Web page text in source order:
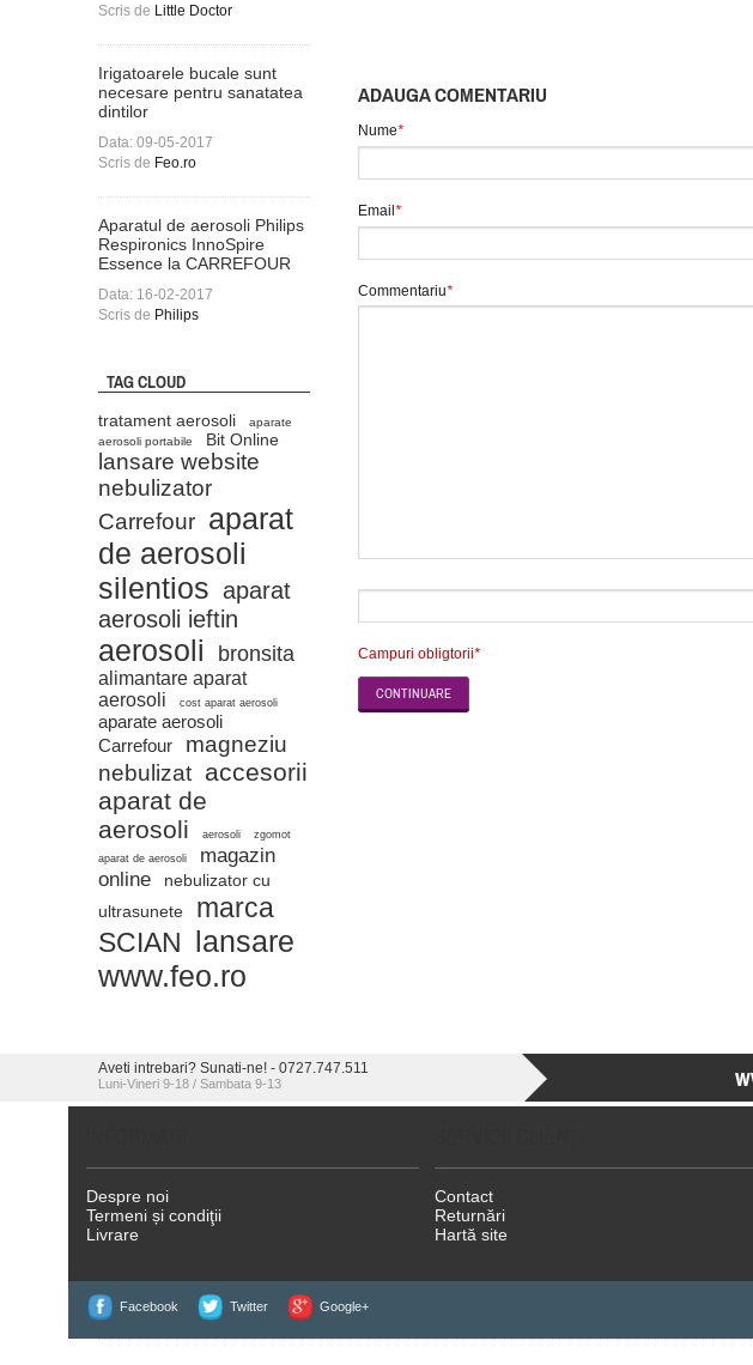
Scris de Little Doctor
Irigatoarele bucale sunt
necesare pentru sanatatea
dintilor
Data: 09-05-2017
Scris de Feo.ro
Aparatul de aerosoli Philips
Respironics InnoSpire
Essence la CARREFOUR
Data: 16-02-2017
Scris de Philips
TAG CLOUD
tratament aerosoli
aparate
aerosoli portabile
Bit Online
lansare website
nebulizator
Carrefour aparat
de aerosoli
silentios aparat
aerosoli ieftin
aerosoli bronsita
alimantare aparat
aerosoli
cost aparat aerosoli
aparate aerosoli
Carrefour
magneziu
nebulizat accesorii
aparat de
aerosoli
aerosoli
zgomot
aparat de aerosoli
magazin
online
nebulizator cu
ultrasunete
marca
SCIAN lansare
www.feo.ro
ADAUGA COMENTARIU
Nume*
Email *
Commentariu*
Campuri obligtorii*
CONTINUARE
Aveti intrebari? Sunati-ne! - 0727.747.511
Luni-Vineri 9-18 / Sambata 9-13
Despre noi
Termeni și condiţii
Livrare
Contact
Returnări
Hartă site
Facebook Twitter Google+